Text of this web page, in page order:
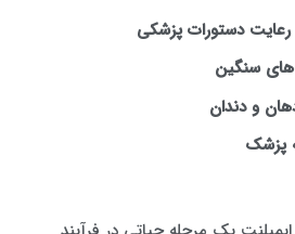
دستورات پزشکی
سنگین
و دندان
پزشک